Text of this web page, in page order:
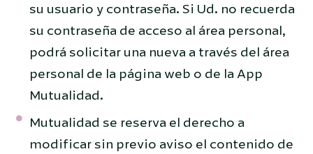
su usuario y contraseña. Si Ud. no recuerda
su contraseña de acceso al área personal,
podrá solicitar una nueva a través del área
personal de la página web o de la App
Mutualidad.
Mutualidad se reserva el derecho a
modificar sin previo aviso el contenido de